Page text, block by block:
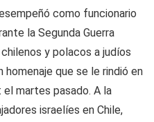
como funcionario
la Segunda Guerra
y polacos a judíos
homenaje que se le rindió en
el martes pasado. A la
israelíes en Chile,